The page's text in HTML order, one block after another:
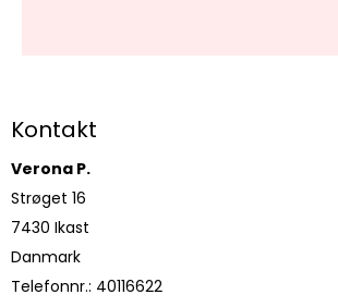
Kontakt
Verona P.
Strøget 16
7430 Ikast
Danmark
Telefonnr.: 40116622